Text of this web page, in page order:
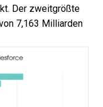
Der zweitgrößte
7,163 Milliarden